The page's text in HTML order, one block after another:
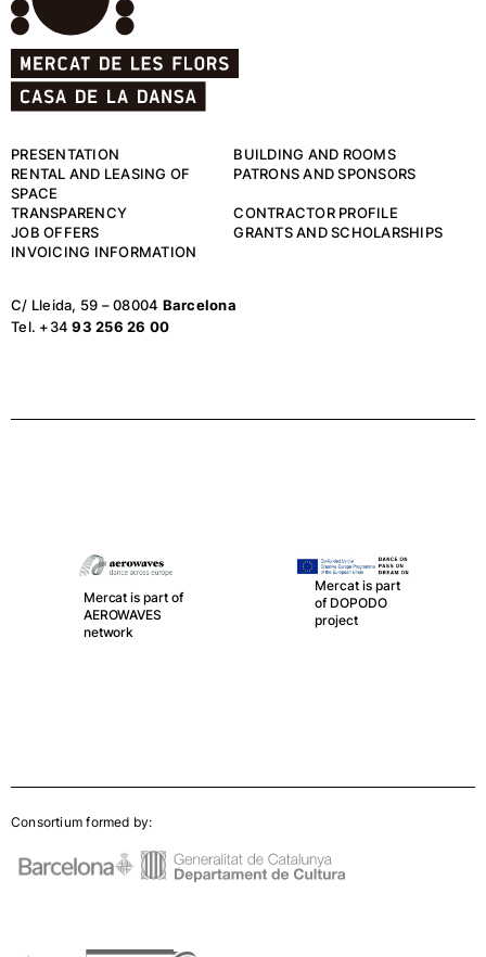
PRESENTATION
BUILDING AND ROOMS
RENTAL AND LEASING OF
SPACE
PATRONS AND SPONSORS
TRANSPARENCY
CONTRACTOR PROFILE
JOB OFFERS
GRANTS AND SCHOLARSHIPS
INVOICING INFORMATION
C/ Lleida, 59 – 08004 Barcelona
Tel. +3493 256 26 00
Mercat is part of
AEROWAVES
network
Mercat is part
of DOPODO
project
Consortium formed by: